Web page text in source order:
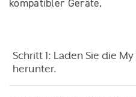
kompatibler Geräte.
Schritt 1: Laden Sie die
herunter.